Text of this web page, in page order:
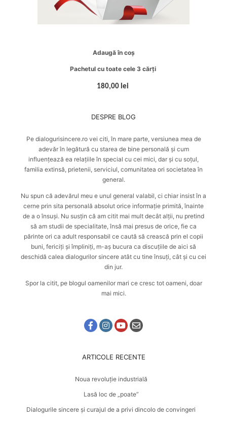
Adaugă în coș
Pachetul cu toate cele 3 cărți
180,00 lei
DESPRE BLOG
Pe dialogurisincere.ro vei citi, în mare parte, versiunea mea de
adevăr în legătură cu starea de bine personală și cum
influențează ea relațiile în special cu cei mici, dar și cu soțul,
familia extinsă, prietenii, serviciul, comunitatea ori societatea în
general.
Nu spun că adevărul meu e unul general valabil, ci chiar insist în a
cerne prin sita personală absolut orice informație primită, înainte
de a o însuși. Nu susțin că am citit mai mult decât alții, nu pretind
să am studii de specialitate, însă mai presus de orice, fie ca
părinte ori ca adult responsabil ce caută să crească prin el copii
buni, fericiți și împliniți , m-aș bucura ca discuțiile de aici să
deschidă calea dialogurilor sincere atât cu tine însuți, cât și cu cei
din jur.
Spor la citit, pe blogul oamenilor mari ce cresc tot oameni, doar
mai mici.
ARTICOLE RECENTE
Noua revoluție industrială
Lasă loc de „poate”
Dialogurile sincere și curajul de a privi dincolo de convingeri